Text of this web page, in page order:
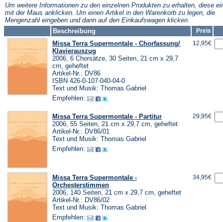
Tab)
Um weitere Informationen zu den einzelnen Produkten zu erhalten, diese
mit der Maus anklicken. Um einen Artikel in den Warenkorb zu legen, die
Mengenzahl eingeben und dann auf den Einkaufswagen klicken.
Beschreibung
Preis
Missa Terra Supermontale - Chorfassung/
Klavierauszug
2006, 6 Chorsätze, 30 Seiten, 21 cm x 29,7
cm, geheftet
Artikel-Nr.: DV86
ISBN 426-0-107-040-04-0
Text und Musik: Thomas Gabriel
Empfehlen:
12,95€
Missa Terra Supermontale - Partitur
2006, 55 Seiten, 21 cm x 29,7 cm, geheftet
Artikel-Nr.: DV86/01
Text und Musik: Thomas Gabriel
Empfehlen:
29,95€
Missa Terra Supermontale -
Orchesterstimmen
2006, 140 Seiten, 21 cm x 29,7 cm, geheftet
Artikel-Nr.: DV86/02
Text und Musik: Thomas Gabriel
Empfehlen:
34,95€